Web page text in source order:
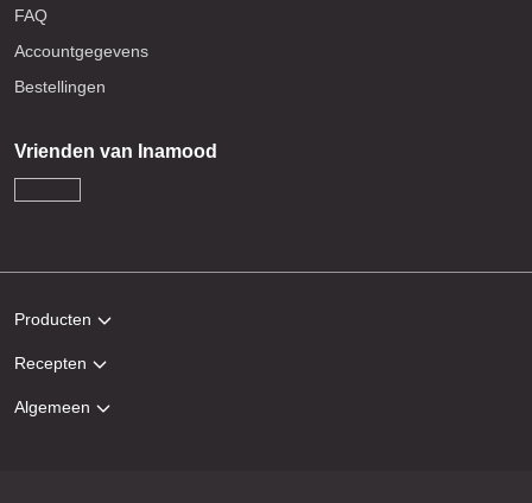
FAQ
Accountgegevens
Bestellingen
Vrienden van Inamood
Producten
Recepten
Algemeen